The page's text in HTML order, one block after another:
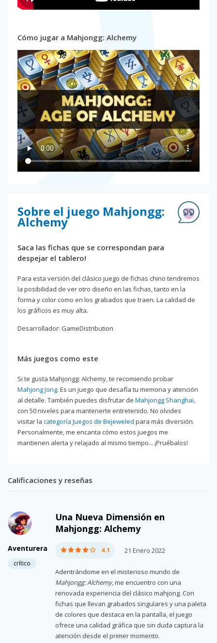
Cómo jugar a Mahjongg: Alchemy
Sobre el juego Mahjongg:
Alchemy
Saca las fichas que se correspondan para
despejar el tablero!
Para esta versión del clásico juego de fichas chino tendremos
la posibilidad de ver otro diseño en las fichas, tanto en la
forma y color como en los grabados que traen. La calidad de
los gráficos es muy alta.
Desarrollador: GameDistribution
Más juegos como este
Si te gusta Mahjongg: Alchemy, te recomiendo probar
Mahjong Jong. Es un juego que desafía tu memoria y atención
al detalle. También puedes disfrutar de Mahjongg Shanghai,
con 50 niveles para mantenerte entretenido. No olvides
visitar la categoría Juegos de Bejeweled para más diversión.
Personalmente, me encanta cómo estos juegos me
mantienen alerta y relajado al mismo tiempo... ¡Pruébalos!
Calificaciones y reseñas
Aventurera
crítico
Una Nueva Dimensión en
Mahjongg: Alchemy
4.1 21 Enero 2022
Adentrándome en el misterioso mundo de
Mahjongg: Alchemy, me encuentro con una
renovada experiencia del clásico mahjong. Con
fichas que llevan grabados singulares y una paleta
de colores que destaca en la pantalla, el juego
ofrece una calidad gráfica que sin duda captura la
atención desde el primer momento.